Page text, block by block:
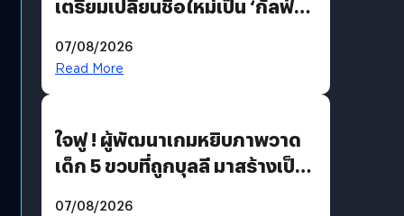
เตรียมเปลี่ยนชื่อใหม่เป็น ‘กัลฟ์
อวกาศเต็มสูบ
07/08/2026
Read More
ใจฟู ! ผู้พัฒนาเกมหยิบภาพวาด
เด็ก 5 ขวบที่ถูกบุลลี มาสร้างเป็น
07/08/2026